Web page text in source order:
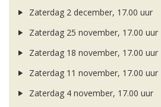
Zaterdag 2 december, 17.00 uur
Zaterdag 25 november, 17.00 uur
Zaterdag 18 november, 17.00 uur
Zaterdag 11 november, 17.00 uur
Zaterdag 4 november, 17.00 uur